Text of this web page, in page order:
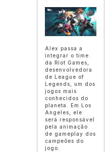
Alex passa a
integrar o time
da Riot Games,
desenvolvedora
de League of
Legends, um dos
jogos mais
conhecidos do
planeta. Em Los
Angeles, ele
será responsável
pela animação
de gameplay dos
campeões do
jogo.